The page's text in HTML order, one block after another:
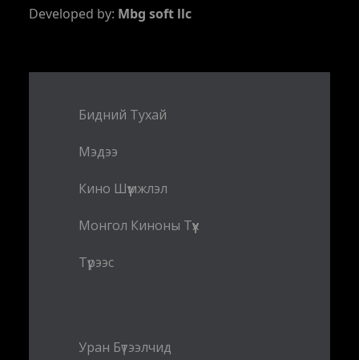
Developed by: Mbg soft llc
Бидний Тухай
Мэдээ
Кино Шүүмжлэл
Монгол Киноны Түүх
Түрээс
Уран Бүтээлчид